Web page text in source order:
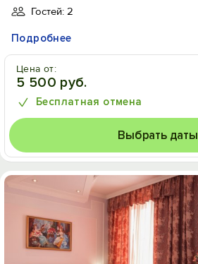
Гостей: 2
Подробнее
Цена от:
5 500 руб.
Бесплатная отмена
Выбрать даты